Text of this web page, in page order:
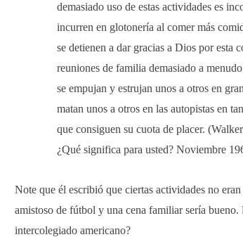
demasiado uso de estas actividades es
incurren en glotonería al comer más
se detienen a dar gracias a Dios por
reuniones de familia demasiado a
se empujan y estrujan unos a otros en
matan unos a otros en las autopistas en
que consiguen su cuota de placer.
¿Qué significa para usted? Noviembre
Note que él escribió que ciertas actividades no eran
amistoso de fútbol y una cena familiar sería
intercolegiado americano?